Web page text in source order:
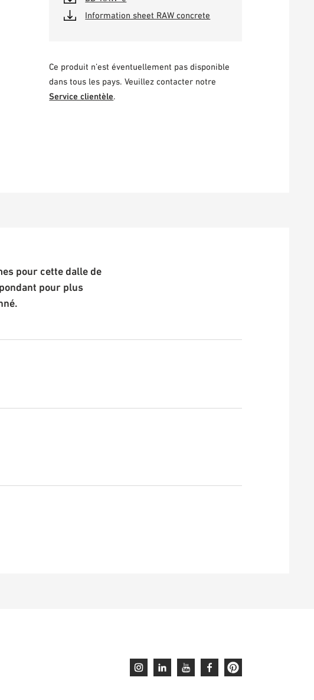
Information sheet RAW concrete
Ce produit n’est éventuellement pas disponible
dans tous les pays. Veuillez contacter notre
Service clientèle.
pour cette dalle de
pour plus